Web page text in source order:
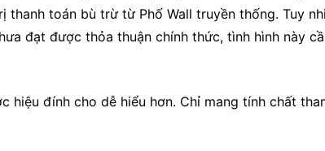
toán bù trừ từ Phố Wall truyền thống. Tuy
đạt được thỏa thuận chính thức, tình hình này
hiệu đính cho dễ hiểu hơn. Chỉ mang tính chất